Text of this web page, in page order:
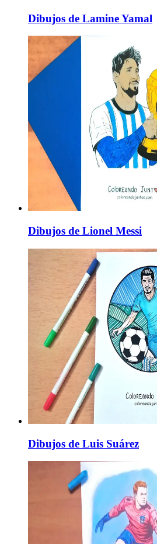
Dibujos de Lamine Yamal
Dibujos de Lionel Messi
Dibujos de Luis Suárez